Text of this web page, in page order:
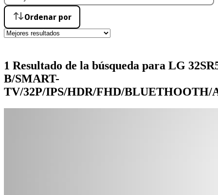
1 Resultado de la búsqueda para LG
B/SMART-
TV/32P/IPS/HDR/FHD/BLUETHOOTH/
Ordenar por